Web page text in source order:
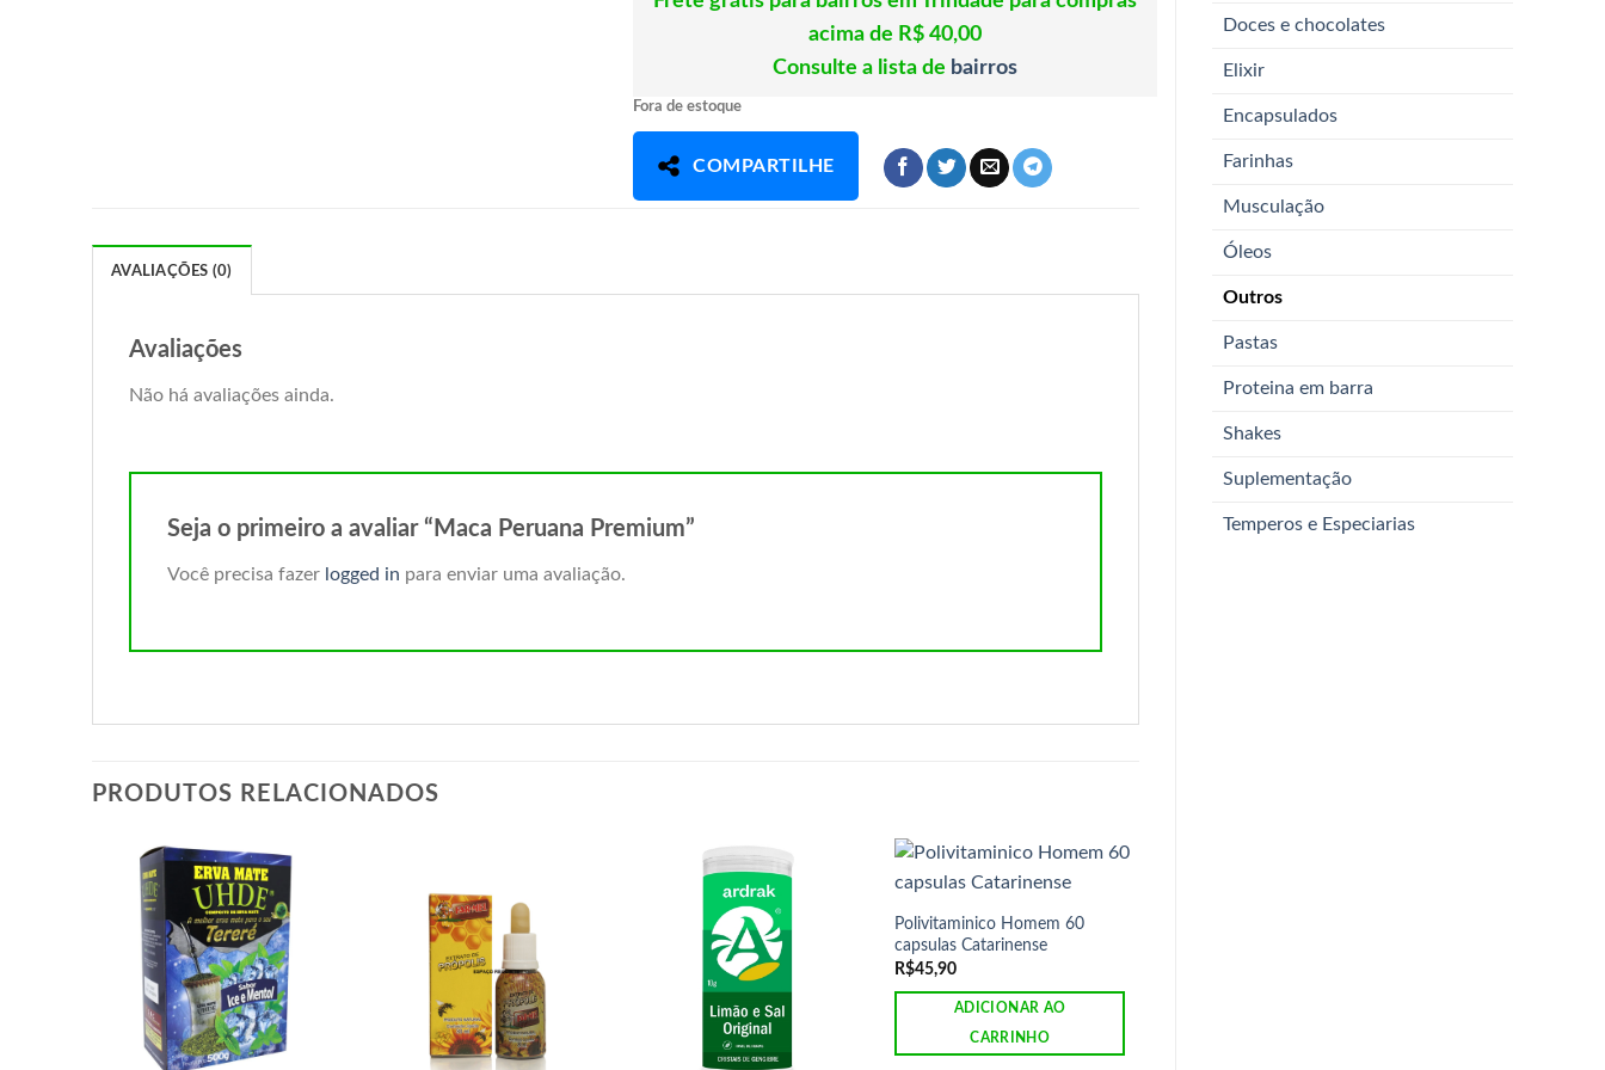
Doces e chocolates
Elixir
Encapsulados
Farinhas
Musculação
Óleos
Outros
Pastas
Proteina em barra
Shakes
Suplementação
Temperos e Especiarias
acima de R$ 40,00
Consulte a lista de bairros
Fora de estoque
COMPARTILHE
AVALIAÇÕES (0)
Avaliações
Não há avaliações ainda.
Seja o primeiro a avaliar “Maca Peruana Premium”
Você precisa fazer logged in para enviar uma avaliação.
PRODUTOS RELACIONADOS
Polivitaminico Homem 60
capsulas Catarinense
R$45,90
ADICIONAR AO
CARRINHO